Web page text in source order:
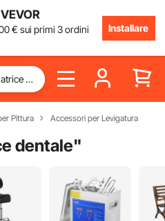
€ sui primi 3 ordini
Installare
Pittura Accessori per Levigatura
dentale"